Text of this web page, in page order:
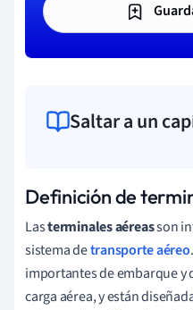
Saltar a un
Definición de
Lasterminales aéreasson
sistema detransporte aéreo
importantes de embarque y
carga aérea, y están